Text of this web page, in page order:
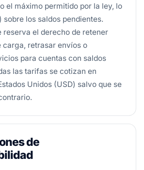
el máximo permitido por la ley, lo
sobre los saldos pendientes.
reserva el derecho de retener
carga, retrasar envíos o
para cuentas con saldos
las tarifas se cotizan en
Unidos (USD) salvo que se
de